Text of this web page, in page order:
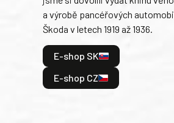
a výrobě pancéřových
Škoda v letech 1919 až 1936.
E-shop SK
E-shop CZ